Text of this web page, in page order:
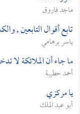
ماجد فاروق
تابع أقوال التابعين ,
ياسر برهامي
ما جاء أن الملائكة لا
أحمد حطيبة
يا مركزي
أبو عبد الملك